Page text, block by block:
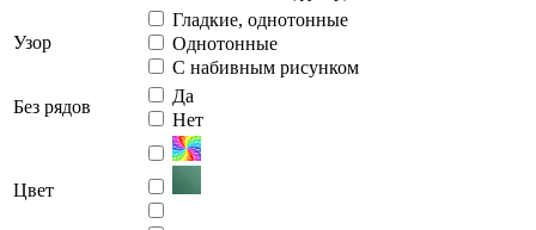
Узор
Гладкие, однотонные
Однотонные
С набивным рисунком
Без рядов
Да
Нет
Цвет